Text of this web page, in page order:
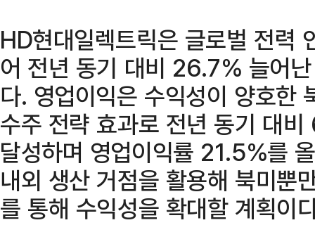
HD현대일렉트릭은 글로벌 전력
어 전년 동기 대비 26.7% 늘어
다. 영업이익은 수익성이 양호한
수주 전략 효과로 전년 동기 대
달성하며 영업이익률 21.5%를
내외 생산 거점을 활용해 북미뿐
를 통해 수익성을 확대할 계획이